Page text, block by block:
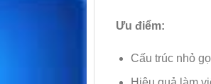
Ưu điểm:
Cấu trúc nhỏ